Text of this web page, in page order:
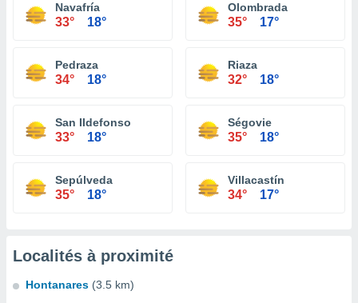
Navafría
33° 18°
Olombrada
35° 17°
Pedraza
34° 18°
Riaza
32° 18°
San Ildefonso
33° 18°
Ségovie
35° 18°
Sepúlveda
35° 18°
Villacastín
34° 17°
Localités à proximité
Hontanares (3.5 km)